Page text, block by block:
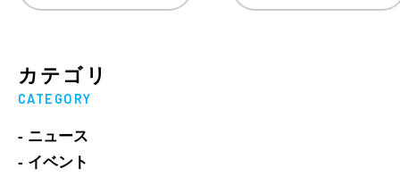
カテゴリ
CATEGORY
- ニュース
- イベント